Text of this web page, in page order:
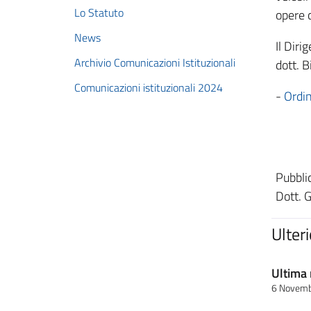
Lo Statuto
News
Archivio Comunicazioni Istituzionali
Comunicazioni istituzionali 2024
opere
Il
dott.
-
Dott.
Ultima
6